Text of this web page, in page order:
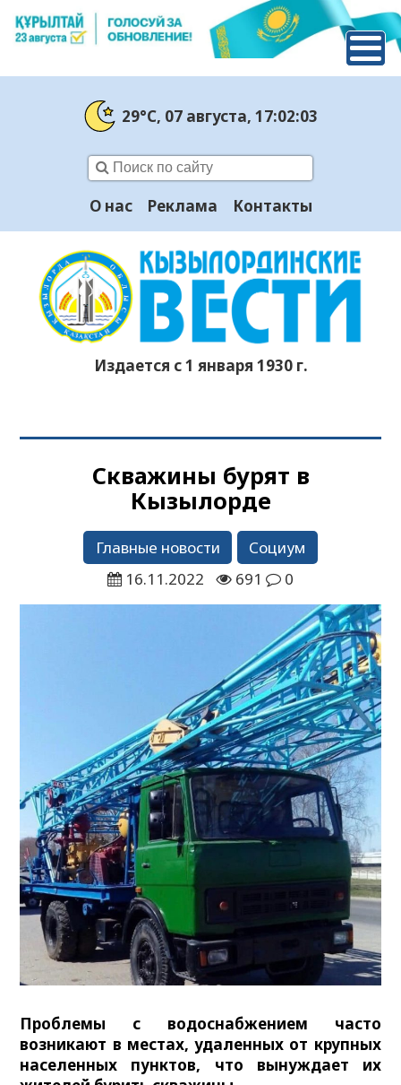
29°C, 07 августа, 17:02:04
О нас Реклама Контакты
Издается с 1 января 1930 г.
Скважины бурят в
Кызылорде
Главные новости
Социум
16.11.2022
691 0
Проблемы с водоснабжением часто
возникают в местах, удаленных от крупных
населенных пунктов, что вынуждает их